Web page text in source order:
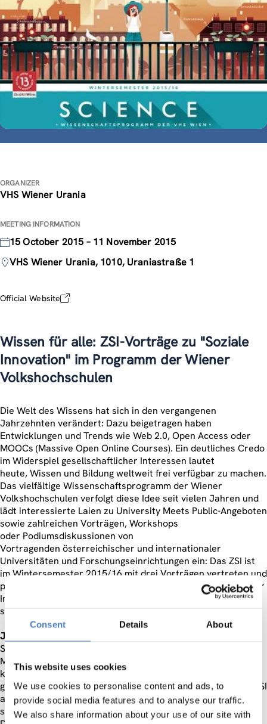
Consent Details About
This website uses cookies
We use cookies to personalise content and ads, to
provide social media features and to analyse our traffic.
We also share information about your use of our site with
ORGANIZER
VHS Wiener Urania
MEETING INFORMATION
15 October 2015 – 11 November 2015
VHS Wiener Urania, 1010, Uraniastraße 1
Official Website
Wissen für alle: ZSI-Vorträge zu "Soziale
Innovation" im Programm der Wiener
Volkshochschulen
Die Welt des Wissens hat sich in den vergangenen
Jahrzehnten verändert: Dazu beigetragen haben
Entwicklungen und Trends wie Web 2.0, Open Access oder
MOOCs (Massive Open Online Courses). Ein deutliches Credo
im Widerspiel gesellschaftlicher Interessen lautet
heute, Wissen und Bildung weltweit frei verfügbar zu machen.
Das vielfältige Wissenschaftsprogramm der Wiener
Volkshochschulen verfolgt diese Idee seit vielen Jahren und
lädt interessierte Laien zu University Meets Public-Angeboten
sowie zahlreichen Vorträgen, Workshops
oder Podiumsdiskussionen von
Vortragenden österreichischer und internationaler
Universitäten und Forschungseinrichtungen ein: Das ZSI ist
im Wintersemester 2015/16 mit drei Vorträgen vertreten und
präsentiert ausgewählte Aspekte und Beispiele von “Sozialer
Innovation” — abseits des akademischen Betriebs und
seiner Diktion.
Josef Hochgerner:
Soziale Innovationen sind keine Erfindung der digitalen
Moderne oder Wissensgesellschaft, sondern Teil des
kulturellen und sozialen Wandels. In Zeiten von Krisen
gewinnen soziale Innovationen besondere Bedeutung. Das ZSI
arbeitet seit seiner Gründung 1990 an der Erforschung von
sozialen Innovationen und zählt weltweit zu den Pionieren.